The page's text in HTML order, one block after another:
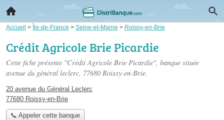
Accueil > Île-de-France > Seine-et-Marne > Roissy-en-Brie
Crédit Agricole Brie Picardie
Cette fiche présente "Crédit Agricole Brie Picardie", banque située
avenue du général leclerc, 77680 Roissy-en-Brie.
20 avenue du Général Leclerc
77680 Roissy-en-Brie
📞 Appeler cette banque